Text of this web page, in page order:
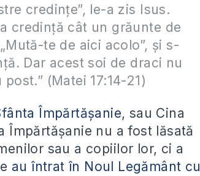
credinţe”, le-a zis Isus.
credinţă cât un grăunte de
te de aici acolo”, şi s-
Dar acest soi de draci nu
(Matei 17:14-21)
Împărtășanie, sau Cina
Împărtășanie nu a fost lăsată
sau a copiilor lor, ci a
au întrat în Noul Legământ cu